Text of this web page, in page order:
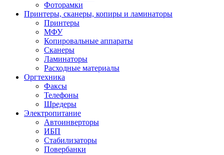
Фоторамки
Принтеры, сканеры, копиры и ламинаторы
Принтеры
МФУ
Копировальные аппараты
Сканеры
Ламинаторы
Расходные материалы
Оргтехника
Факсы
Телефоны
Шредеры
Электропитание
Автоинверторы
ИБП
Стабилизаторы
Повербанки